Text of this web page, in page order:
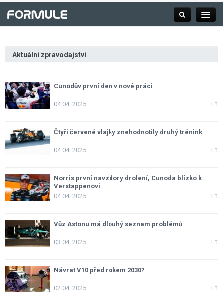
Kalendář F1
Týmy a jezdci F1
Aktuální zpravodajství
Cunodův první den v nové práci
F1
04.04. 2025
Čtyři červené vlajky znehodnotily druhý trénink
F1
04.04. 2025
Norris první navzdory drolení, Cunoda blízko k
Verstappenovi
F1
04.04. 2025
Vůz Astonu má dlouhý seznam problémů
F1
03.04. 2025
Návrat V10 před rokem 2030?
F1
02.04. 2025